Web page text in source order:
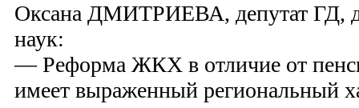
Оксана ДМИТРИЕВА, депутат ГД,
наук:
— Реформа ЖКХ в отличие от
имеет выраженный региональный